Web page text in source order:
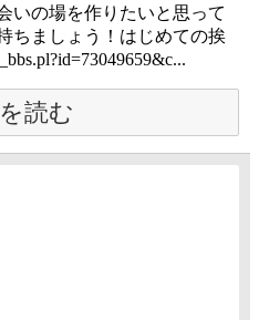
いの場を作りたいと思って
ちましょう！はじめての挨
読む